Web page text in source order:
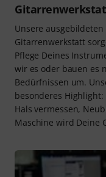
Unsere
Gitarrenwerkstatt
Pflege Deines
wir es oder bauen es
Bedürfnissen um.
besonderes
Hals vermessen,
Maschine wird Deine